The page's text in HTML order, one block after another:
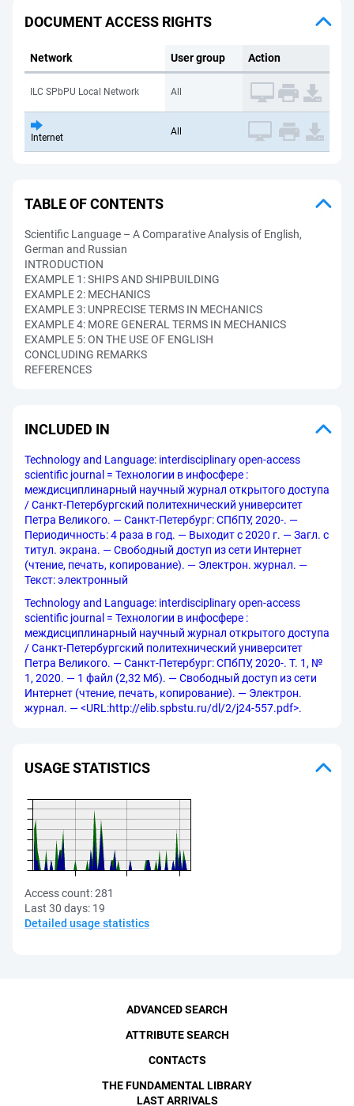
DOCUMENT ACCESS RIGHTS
Network User group Action
ILC SPbPU Local Network All
Internet
All
TABLE OF CONTENTS
Scientific Language – A Comparative Analysis of English,
German and Russian
INTRODUCTION
EXAMPLE 1: SHIPS AND SHIPBUILDING
EXAMPLE 2: MECHANICS
EXAMPLE 3: UNPRECISE TERMS IN MECHANICS
EXAMPLE 4: MORE GENERAL TERMS IN MECHANICS
EXAMPLE 5: ON THE USE OF ENGLISH
CONCLUDING REMARKS
REFERENCES
INCLUDED IN
Technology and Language: interdisciplinary open-access
scientific journal = Технологии в инфосфере :
междисциплинарный научный журнал открытого доступа
/ Санкт-Петербургский политехнический университет
Петра Великого. — Санкт-Петербург: СПбПУ, 2020-. —
Периодичность: 4 раза в год. — Выходит с 2020 г. — Загл. с
титул. экрана. — Свободный доступ из сети Интернет
(чтение, печать, копирование). — Электрон. журнал. —
Текст: электронный
Technology and Language: interdisciplinary open-access
scientific journal = Технологии в инфосфере :
междисциплинарный научный журнал открытого доступа
/ Санкт-Петербургский политехнический университет
Петра Великого. — Санкт-Петербург: СПбПУ, 2020-. Т. 1, №
1, 2020. — 1 файл (2,32 Мб). — Свободный доступ из сети
Интернет (чтение, печать, копирование). — Электрон.
журнал. — <URL:http://elib.spbstu.ru/dl/2/j24-557.pdf>.
USAGE STATISTICS
Access count:281
Last 30 days: 19
Detailed usage statistics
ADVANCED SEARCH
ATTRIBUTE SEARCH
CONTACTS
THE FUNDAMENTAL LIBRARY
LAST ARRIVALS